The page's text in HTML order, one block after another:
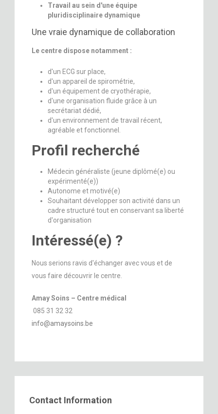
Travail au sein d'une équipe
pluridisciplinaire dynamique
Une vraie dynamique de collaboration
Le centre dispose notamment :
d'un ECG sur place,
d'un appareil de spirométrie,
d'un équipement de cryothérapie,
d'une organisation fluide grâce à un
secrétariat dédié,
d'un environnement de travail récent,
agréable et fonctionnel.
Profil recherché
Médecin généraliste (jeune diplômé(e) ou
expérimenté(e))
Autonome et motivé(e)
Souhaitant développer son activité dans un
cadre structuré tout en conservant sa liberté
d'organisation
Intéressé(e) ?
Nous serions ravis d'échanger avec vous et de
vous faire découvrir le centre.
Amay Soins – Centre médical
085 31 32 32
info@amaysoins.be
Contact Information